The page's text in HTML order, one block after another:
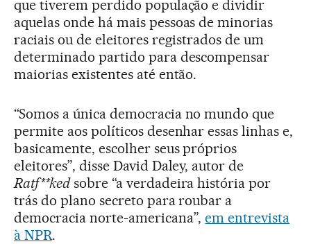
que tiverem perdido população e dividir
aquelas onde há mais pessoas de minorias
raciais ou de eleitores registrados de um
determinado partido para descompensar
maiorias existentes até então.
“Somos a única democracia no mundo que
permite aos políticos desenhar essas linhas e,
basicamente, escolher seus próprios
eleitores”, disse David Daley, autor de
Ratf**kedsobre “a verdadeira história por
trás do plano secreto para roubar a
democracia norte-americana”,em entrevista
à NPR.